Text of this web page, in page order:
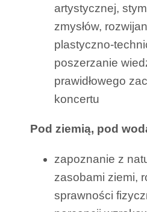
artystycznej,
zmysłów,
plastyczno-
poszerzanie
prawidłowego
koncertu
Pod ziemią, pod
zapoznanie z
zasobami ziemi,
sprawności